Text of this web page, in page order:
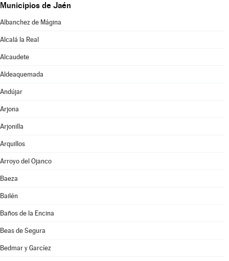
Municipios de Jaén
Albanchez de Mágina
Alcalá la Real
Alcaudete
Aldeaquemada
Andújar
Arjona
Arjonilla
Arquillos
Arroyo del Ojanco
Baeza
Bailén
Baños de la Encina
Beas de Segura
Bedmar y Garcíez